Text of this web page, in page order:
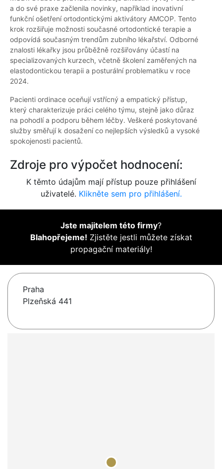
a do své praxe začlenila novinky, například inovativní
funkční ošetření ortodontickými aktivátory AMCOP. Tento
krok rozšiřuje možnosti současné ortodontické terapie a
odpovídá současným trendům zubního lékařství. Odborné
znalosti lékařky jsou průběžně rozšiřovány účastí na
specializovaných kurzech, včetně školení zaměřených na
elastodontickou terapii a posturální problematiku v roce
2024.
Pacienti ordinace oceňují vstřícný a empatický přístup,
který charakterizuje práci celého týmu, stejně jako důraz
na pohodlí a podporu během léčby. Veškeré poskytované
služby směřují k dosažení co nejlepších výsledků a vysoké
spokojenosti pacientů.
Zdroje pro výpočet hodnocení:
K těmto údajům mají přístup pouze přihlášení
uživatelé. Klikněte sem pro přihlášení.
Jste majitelem této firmy?
Blahopřejeme! Zjistěte jestli můžete získat
propagační materiály!
Praha
Plzeňská 441